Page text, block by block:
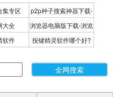
集专区
p2p种子搜索神器下载-
P2P种子搜索神器专题
大全
浏览器电脑版下载-浏览
器下载合集
软件
按键精灵软件哪个好?